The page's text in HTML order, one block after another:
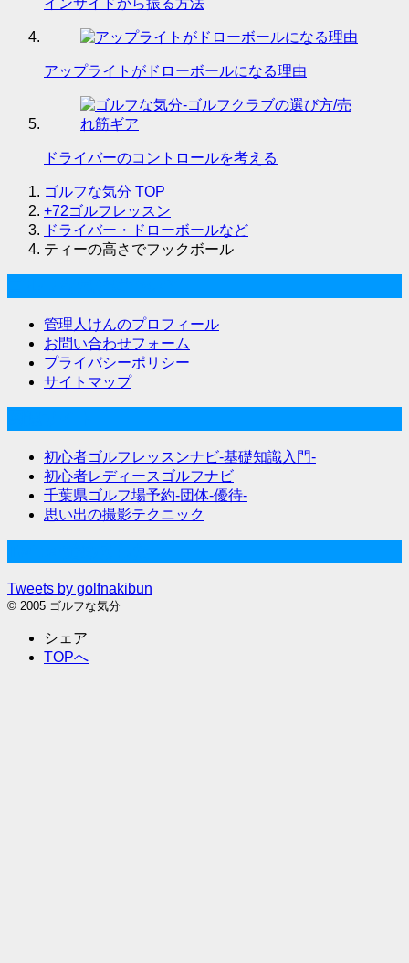
インサイドから振る方法
アップライトがドローボールになる理由
ドライバーのコントロールを考える
ゴルフな気分 TOP
+72ゴルフレッスン
ドライバー・ドローボールなど
ティーの高さでフックボール
管理人けんのプロフィール
お問い合わせフォーム
プライバシーポリシー
サイトマップ
初心者ゴルフレッスンナビ-基礎知識入門-
初心者レディースゴルフナビ
千葉県ゴルフ場予約-団体-優待-
思い出の撮影テクニック
Tweets by golfnakibun
© 2005 ゴルフな気分
シェア
TOPへ